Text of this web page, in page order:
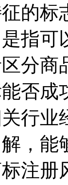
的标
指可
分商
否成
行业
，能
注册